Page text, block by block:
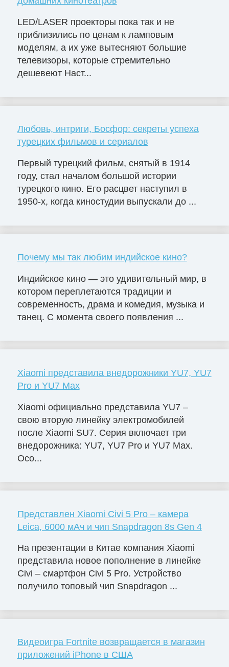
LED/LASER проекторы пока так и не
приблизились по ценам к ламповым
моделям, а их уже вытесняют большие
телевизоры, которые стремительно
дешевеют Наст...
Любовь, интриги, Босфор: секреты успеха
турецких фильмов и сериалов
Первый турецкий фильм, снятый в 1914
году, стал началом большой истории
турецкого кино. Его расцвет наступил в
1950-х, когда киностудии выпускали до ...
Почему мы так любим индийское кино?
Индийское кино — это удивительный мир, в
котором переплетаются традиции и
современность, драма и комедия, музыка и
танец. С момента своего появления ...
Xiaomi представила внедорожники YU7, YU7
Pro и YU7 Max
Xiaomi официально представила YU7 –
свою вторую линейку электромобилей
после Xiaomi SU7. Серия включает три
внедорожника: YU7, YU7 Pro и YU7 Max.
Осо...
Представлен Xiaomi Civi 5 Pro – камера
Leica, 6000 мАч и чип Snapdragon 8s Gen 4
На презентации в Китае компания Xiaomi
представила новое пополнение в линейке
Civi – смартфон Civi 5 Pro. Устройство
получило топовый чип Snapdragon ...
Видеоигра Fortnite возвращается в магазин
приложений iPhone в США